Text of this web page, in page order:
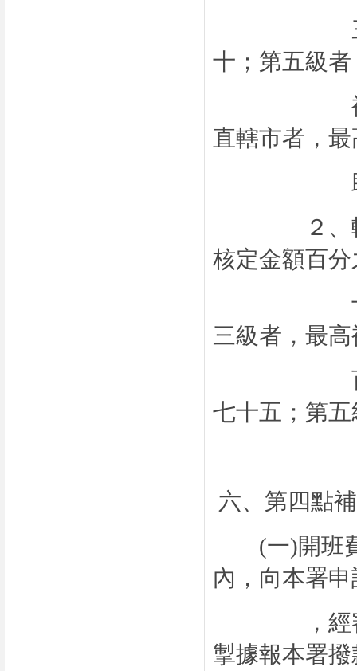
三十五；
十；第五級
補助百分
直轄市者，
助百分
２、輔導
核定金額百分
十；第二
三級者，最
百分之七
七十五；第五
六、第四點
(一)開班
內，向本署申
，經審查
掣據報本署